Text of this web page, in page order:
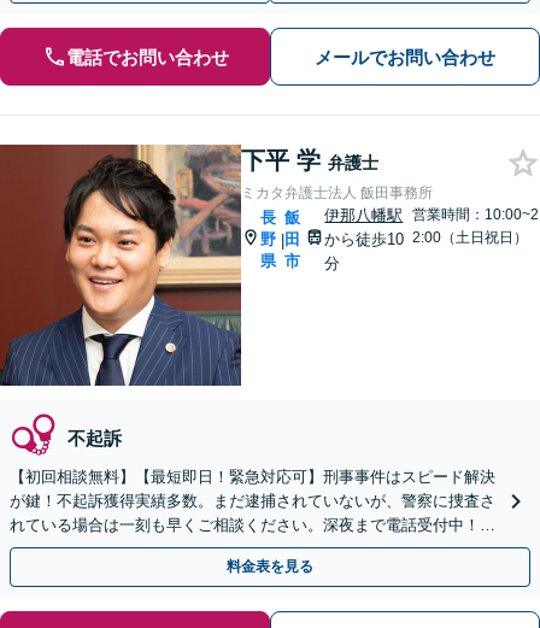
電話でお問い合わせ メールでお問い合わせ
下平 学 弁護士
ミカタ弁護士法人 飯田事務所
長
野
県
|
飯
田
市
伊那八幡駅
から徒歩10
分
営業時間：10:00~2
2:00（土日祝日）
不起訴
【初回相談無料】【最短即日！緊急対応可】刑事事件はスピード解決
が鍵！不起訴獲得実績多数。まだ逮捕されていないが、警察に捜査さ
れている場合は一刻も早くご相談ください。深夜まで電話受付中！痴
漢／盗撮／のぞき／その他性犯罪など
料金表を見る